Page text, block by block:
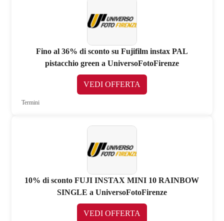
Fino al 36% di sconto su Fujifilm instax PAL
pistacchio green a UniversoFotoFirenze
VEDI OFFERTA
Termini
10% di sconto FUJI INSTAX MINI 10 RAINBOW
SINGLE a UniversoFotoFirenze
VEDI OFFERTA